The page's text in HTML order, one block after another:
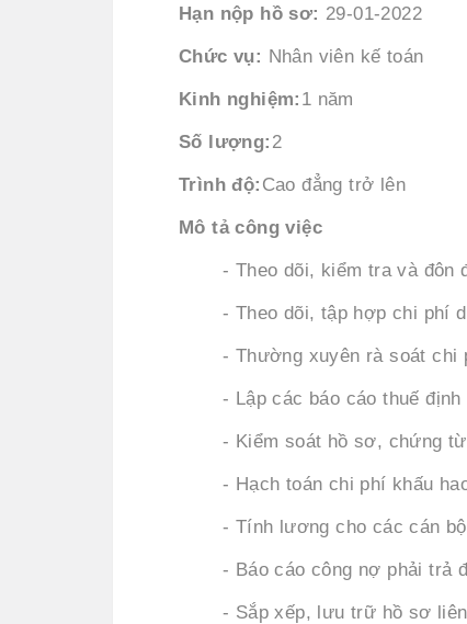
Hạn nộp hồ sơ: 29-01-2022
Chức vụ: Nhân viên kế toán
Kinh nghiệm: 1 năm
Số lượng: 2
Trình độ: Cao đẳng trở lên
Mô tả công việc
- Theo dõi, kiểm tra và đôn
- Theo dõi, tập hợp chi phí
- Thường xuyên rà soát chi
- Lập các báo cáo thuế
- Kiểm soát hồ sơ, chứng
- Hạch toán chi phí khấu
- Tính lương cho các cán
- Báo cáo công nợ phải trả
- Sắp xếp, lưu trữ hồ sơ